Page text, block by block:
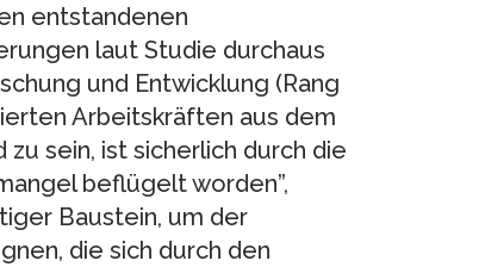
entstandenen
laut Studie durchaus
und Entwicklung (Rang
Arbeitskräften aus dem
zu sein, ist sicherlich durch die
beflügelt worden”,
Baustein, um der
die sich durch den